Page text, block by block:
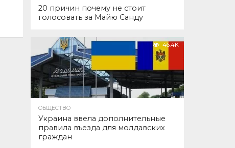
20 причин почему не стоит
голосовать за Майю Санду
46.4K
ОБЩЕСТВО
Украина ввела дополнительные
правила въезда для молдавских
граждан